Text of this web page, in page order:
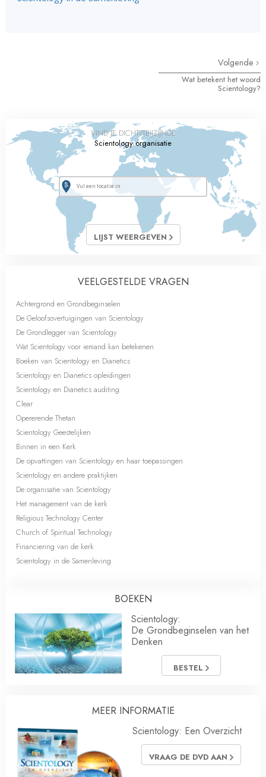
Volgende
Wat betekent het woord
Scientology?
VIND JE DICHTSTBIJZIJNDE
Scientology organisatie
LIJST WEERGEVEN
VEELGESTELDE VRAGEN
Achtergrond en Grondbeginselen
De Geloofsovertuigingen van Scientology
De Grondlegger van Scientology
Wat Scientology voor iemand kan betekenen
Boeken van Scientology en Dianetics
Scientology en Dianetics opleidingen
Scientology en Dianetics auditing
Clear
Opererende Thetan
Scientology Geestelijken
Binnen in een Kerk
De opvattingen van Scientology en haar toepassingen
Scientology en andere praktijken
De organisatie van Scientology
Het management van de kerk
Religious Technology Center
Church of Spiritual Technology
Financiering van de kerk
Scientology in de Samenleving
BOEKEN
Scientology:
De Grondbeginselen van het
Denken
BESTEL
MEER INFORMATIE
Scientology: Een Overzicht
VRAAG DE DVD AAN